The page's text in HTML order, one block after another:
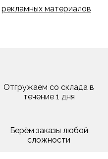
рекламных материалов
Отгружаем со склада в
течение 1 дня
Берём заказы любой
сложности